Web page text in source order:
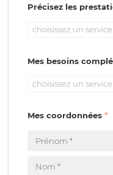
Précisez les
choisissez un service
Mes besoins
choisissez un service
Mes coordonnées